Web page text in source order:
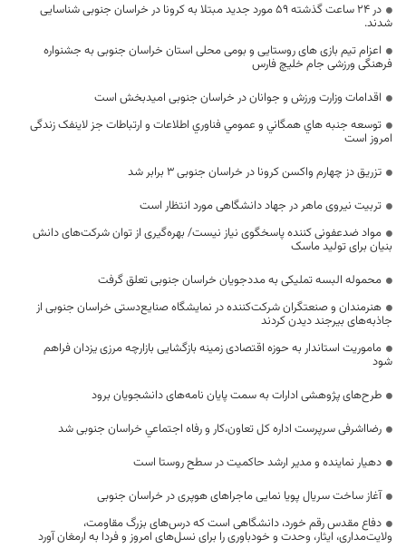
در ۲۴ ساعت گذشته ۵۹ مورد جدید مبتلا به کرونا در خراسان جنوبی شناسایی
شدند.
اعزام تیم بازی های روستایی و بومی محلی استان خراسان جنوبی به جشنواره
فرهنگی ورزشی جام خلیچ فارس
اقدامات وزارت ورزش و جوانان در خراسان جنوبی امیدبخش است
توسعه جنبه هاي همگاني و عمومي فناوري اطلاعات و ارتباطات جز لاینفک زندگی
امروز است
تزریق دز چهارم واکسن کرونا در خراسان جنوبی ۳ برابر شد
تربیت نیروی ماهر در جهاد دانشگاهی مورد انتظار است
مواد ضدعفونی کننده پاسخگوی نیاز نیست/ بهره‌گیری از توان شرکت‌های دانش
بنیان برای تولید ماسک
محموله البسه تملیکی به مددجویان خراسان جنوبی تعلق گرفت
هنرمندان و صنعتگران شرکت‌کننده در نمایشگاه صنایع‌دستی خراسان جنوبی از
جاذبه‌های بیرجند دیدن کردند
ماموریت استاندار به حوزه اقتصادی زمینه بازگشایی بازارچه مرزی یزدان فراهم
شود
طرح‌های پژوهشی ادارات به سمت پایان نامه‌های دانشجویان برود
رضااشرفی سرپرست اداره کل تعاون،کار و رفاه اجتماعي خراسان جنوبی شد
دهیار نماینده و مدیر ارشد حاکمیت در سطح روستا است
آغاز ساخت سریال پویا نمایی ماجرا‌های هوپری در خراسان جنوبی
دفاع مقدس رقم خورد، دانشگاهی است که درس‌های بزرگ مقاومت،
ولایت‌مداری، ایثار، وحدت و خودباوری را برای نسل‌های امروز و فردا به ارمغان آورد